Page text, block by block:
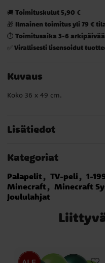
🚚 Toimituskulut 5,90 €
🎁 Ilmainen toimitus yli 79 €
⏱️ Toimitusaika 3-6 arkipäivää
✅ Virallisesti lisensoidut
Kuvaus
Koko 36 x 49 cm.
Lisätiedot
Kategoriat
Palapelit TV-peli 1-
Minecraft
Minecraft
Joululahjat